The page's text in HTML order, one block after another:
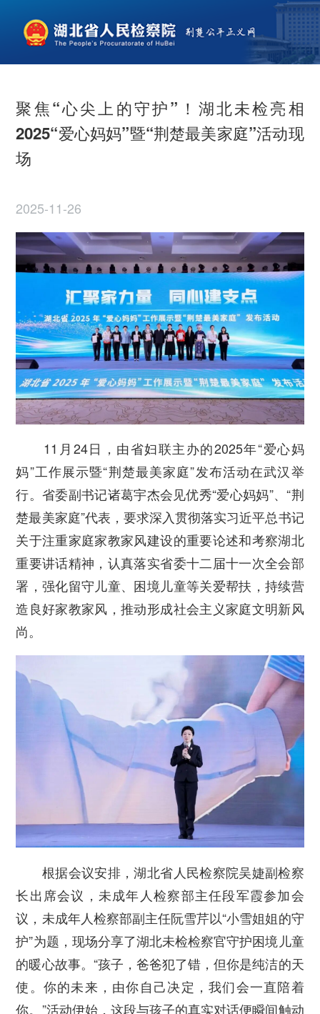
聚焦“心尖上的守护”！湖北未检亮相
2025“爱心妈妈”暨“荆楚最美家庭”活动现
场
2025-11-26
11月24日，由省妇联主办的2025年“爱心妈
妈”工作展示暨“荆楚最美家庭”发布活动在武汉举
行。省委副书记诸葛宇杰会见优秀“爱心妈妈”、“荆
楚最美家庭”代表，要求深入贯彻落实习近平总书记
关于注重家庭家教家风建设的重要论述和考察湖北
重要讲话精神，认真落实省委十二届十一次全会部
署，强化留守儿童、困境儿童等关爱帮扶，持续营
造良好家教家风，推动形成社会主义家庭文明新风
尚。
根据会议安排，湖北省人民检察院吴婕副检察
长出席会议，未成年人检察部主任段军霞参加会
议，未成年人检察部副主任阮雪芹以“小雪姐姐的守
护”为题，现场分享了湖北未检检察官守护困境儿童
的暖心故事。“孩子，爸爸犯了错，但你是纯洁的天
使。你的未来，由你自己决定，我们会一直陪着
你。”活动伊始，这段与孩子的真实对话便瞬间触动